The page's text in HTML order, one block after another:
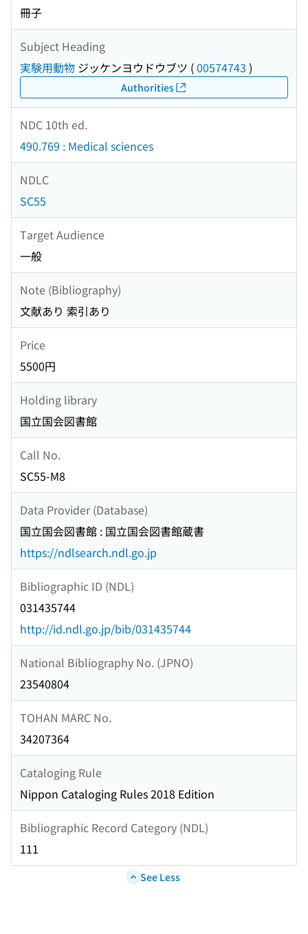
冊子
Subject Heading
実験用動物 ジッケンヨウドウブツ (00574743 )
Authorities
NDC 10th ed.
490.769 : Medical sciences
NDLC
SC55
Target Audience
一般
Note (Bibliography)
文献あり 索引あり
Price
5500円
Holding library
国立国会図書館
Call No.
SC55-M8
Data Provider (Database)
国立国会図書館 : 国立国会図書館蔵書
https://ndlsearch.ndl.go.jp
Bibliographic ID (NDL)
031435744
http://id.ndl.go.jp/bib/031435744
National Bibliography No. (JPNO)
23540804
TOHAN MARC No.
34207364
Cataloging Rule
Nippon Cataloging Rules 2018 Edition
Bibliographic Record Category (NDL)
111
See Less